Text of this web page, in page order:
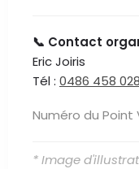
📞 Contact
Eric Joiris
Tél : 0486 458 028
Numéro du Point
* Image